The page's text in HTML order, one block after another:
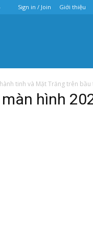
Sign in / Join Giới thiệu
tinh và Mặt Trăng trên
hình